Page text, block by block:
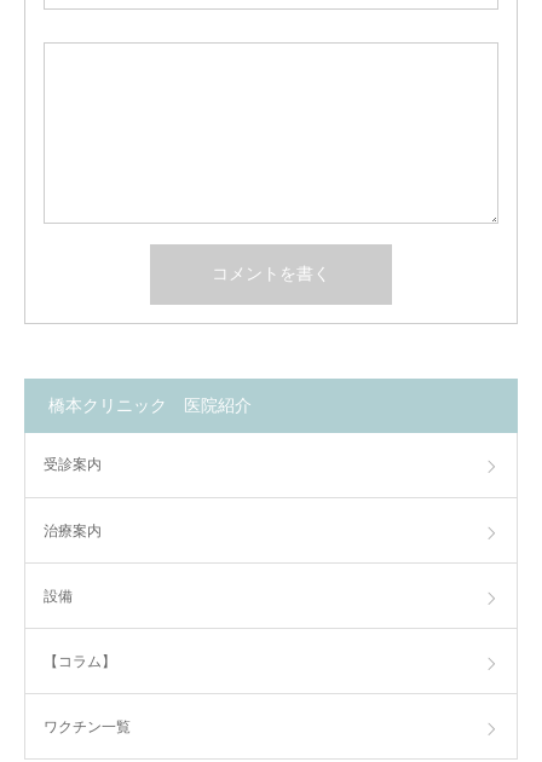
橋本クリニック 医院紹介
受診案内
治療案内
設備
【コラム】
ワクチン一覧